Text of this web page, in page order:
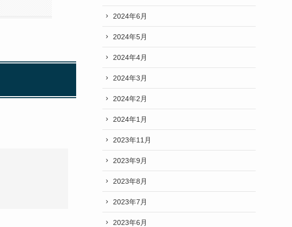
2024年6月
2024年5月
2024年4月
2024年3月
2024年2月
2024年1月
2023年11月
2023年9月
2023年8月
2023年7月
2023年6月